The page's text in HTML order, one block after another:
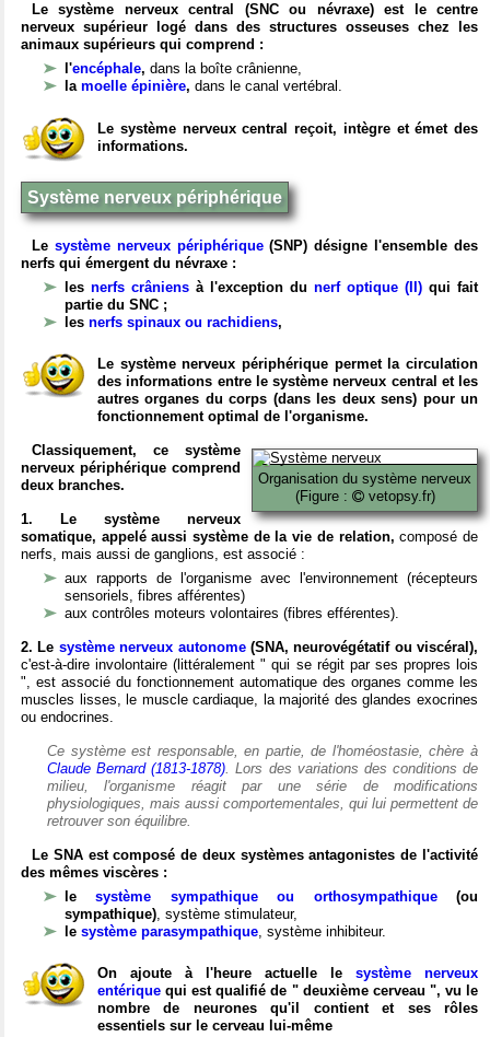
Le système nerveux central (SNC ou névraxe) est le centre
nerveux supérieur logé dans des structures osseuses chez les
animaux supérieurs qui comprend :
l'encéphale, dans la boîte crânienne,
la moelle épinière, dans le canal vertébral.
Le système nerveux central reçoit, intègre et émet des
informations.
Système nerveux périphérique
Le système nerveux périphérique(SNP) désigne l'ensemble des
nerfs qui émergent du névraxe :
les nerfs crâniens à l'exception du nerf optique (II) qui fait
partie du SNC ;
les nerfs spinaux ou rachidiens,
Le système nerveux périphérique permet la circulation
des informations entre le système nerveux central et les
autres organes du corps (dans les deux sens) pour un
fonctionnement optimal de l'organisme.
Organisation du système nerveux
(Figure :
vetopsy.fr)
Classiquement, ce système
nerveux périphérique comprend
deux branches.
1. Le système nerveux
somatique, appelé aussi système de la vie de relation, composé de
nerfs, mais aussi de ganglions, est associé :
aux rapports de l'organisme avec l'environnement (récepteurs
sensoriels, fibres afférentes)
aux contrôles moteurs volontaires (fibres efférentes).
2. Le système nerveux autonome(SNA, neurovégétatif ou viscéral),
c'est-à-dire involontaire (littéralement " qui se régit par ses propres lois
", est associé du fonctionnement automatique des organes comme les
muscles lisses, le muscle cardiaque, la majorité des glandes exocrines
ou endocrines.
Ce système est responsable, en partie, de l'homéostasie, chère à
Claude Bernard (1813-1878). Lors des variations des conditions de
milieu, l'organisme réagit par une série de modifications
physiologiques, mais aussi comportementales, qui lui permettent de
retrouver son équilibre.
Le SNA est composé de deux systèmes antagonistes de l'activité
des mêmes viscères :
lesystème sympathique ou orthosympathique(ou
sympathique), système stimulateur,
le système parasympathique, système inhibiteur.
On ajoute à l'heure actuelle le système nerveux
entérique qui est qualifié de " deuxième cerveau ", vu le
nombre de neurones qu'il contient et ses rôles
essentiels sur le cerveau lui-même